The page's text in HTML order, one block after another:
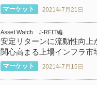
マーケット 2021年7月21日
Asset Watch J-REIT編
安定リターンに流動性向上
関心高まる上場インフラ市
マーケット 2021年7月15日